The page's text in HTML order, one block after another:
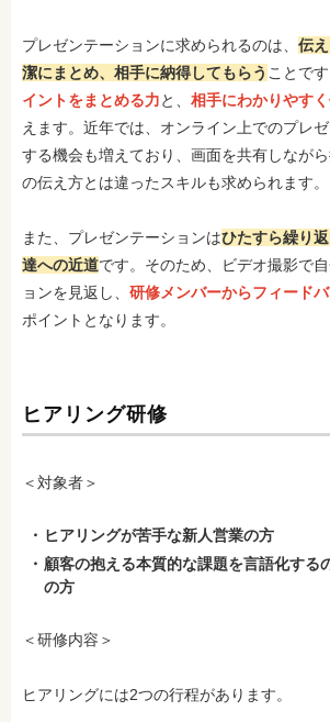
プレゼンテーションに求められるのは、 伝
潔にまとめ、相手に納得してもらう ことで
イントをまとめる力と、 相手にわかりやす
えます。近年では、オンライン上でのプレ
する機会も増えており、画面を共有しなが
の伝え方とは違ったスキルも求められます。
また、プレゼンテーションはひたすら繰り
達への近道です。そのため、ビデオ撮影で
ョンを見返し、 研修メンバーからフィード
ポイントとなります。
ヒアリング研修
＜対象者＞
ヒアリングが苦手な新人営業の方
顧客の抱える本質的な課題を言語化する
の方
＜研修内容＞
ヒアリングには2つの行程があります。